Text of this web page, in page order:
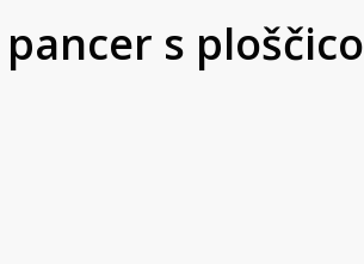
s ploščico